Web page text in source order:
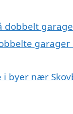
garage
i byer nær